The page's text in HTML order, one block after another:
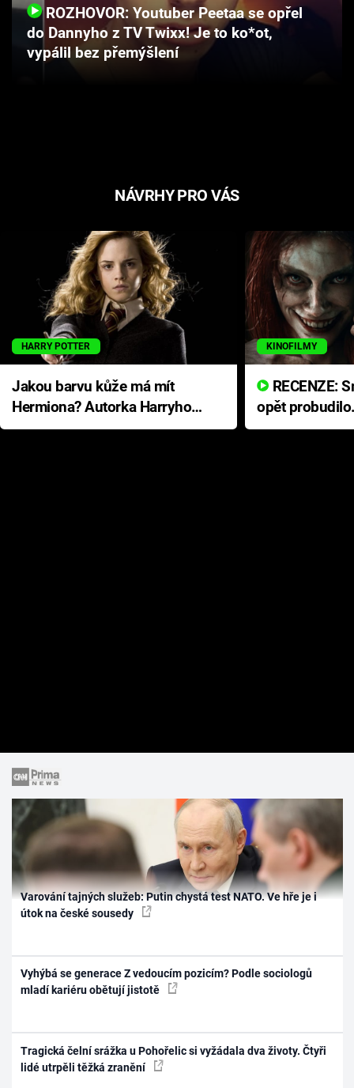
Cool Esport
Pořady
ROZHOVOR: Youtuber Peetaa se opřel
do Dannyho z TV Twixx! Je to ko*ot,
vypálil bez přemýšlení
NÁVRHY PRO VÁS
HARRY POTTER
Jakou barvu kůže má mít
Hermiona? Autorka Harryho
Pottera přišla s ráznou
KINOFILMY
opět
přichází s
Varování tajných služeb: Putin chystá test NATO. Ve hře je i
útok na české sousedy
Vyhýbá se generace Z vedoucím pozicím? Podle sociologů
mladí kariéru obětují jistotě
Tragická čelní srážka u Pohořelic si vyžádala dva životy. Čtyři
lidé utrpěli těžká zranění